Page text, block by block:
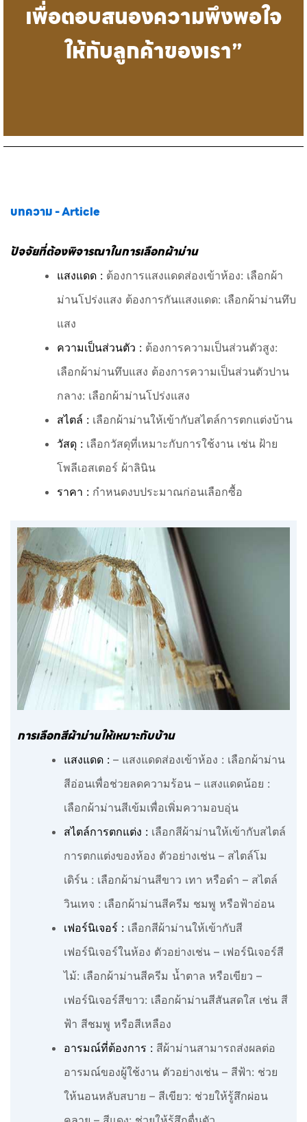
เพื่อตอบสนองความพึงพอใจ
ให้กับลูกค้าของเรา”
บทความ - Article
ปัจจัยที่ต้องพิจารณาในการเลือกผ้าม่าน
แสงแดด : ต้องการแสงแดดส่องเข้าห้อง: เลือกผ้า
ม่านโปร่งแสง ต้องการกันแสงแดด: เลือกผ้าม่านทึบ
แสง
ความเป็นส่วนตัว : ต้องการความเป็นส่วนตัวสูง:
เลือกผ้าม่านทึบแสง ต้องการความเป็นส่วนตัวปาน
กลาง: เลือกผ้าม่านโปร่งแสง
สไตล์ : เลือกผ้าม่านให้เข้ากับสไตล์การตกแต่งบ้าน
วัสดุ : เลือกวัสดุที่เหมาะกับการใช้งาน เช่น ฝ้าย
โพลีเอสเตอร์ ผ้าลินิน
ราคา : กำหนดงบประมาณก่อนเลือกซื้อ
การเลือกสีผ้าม่านให้เหมาะกับบ้าน
แสงแดด : – แสงแดดส่องเข้าห้อง : เลือกผ้าม่าน
สีอ่อนเพื่อช่วยลดความร้อน – แสงแดดน้อย :
เลือกผ้าม่านสีเข้มเพื่อเพิ่มความอบอุ่น
สไตล์การตกแต่ง : เลือกสีผ้าม่านให้เข้ากับสไตล์
การตกแต่งของห้อง ตัวอย่างเช่น – สไตล์โม
เดิร์น : เลือกผ้าม่านสีขาว เทา หรือดำ – สไตล์
วินเทจ : เลือกผ้าม่านสีครีม ชมพู หรือฟ้าอ่อน
เฟอร์นิเจอร์ : เลือกสีผ้าม่านให้เข้ากับสี
เฟอร์นิเจอร์ในห้อง ตัวอย่างเช่น – เฟอร์นิเจอร์สี
ไม้: เลือกผ้าม่านสีครีม น้ำตาล หรือเขียว –
เฟอร์นิเจอร์สีขาว: เลือกผ้าม่านสีสันสดใส เช่น สี
ฟ้า สีชมพู หรือสีเหลือง
อารมณ์ที่ต้องการ : สีผ้าม่านสามารถส่งผลต่อ
อารมณ์ของผู้ใช้งาน ตัวอย่างเช่น – สีฟ้า: ช่วย
ให้นอนหลับสบาย – สีเขียว: ช่วยให้รู้สึกผ่อน